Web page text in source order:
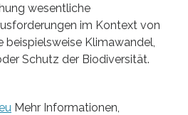
wesentliche
im Kontext von
Klimawandel,
Schutz der Biodiversität.
Mehr Informationen,